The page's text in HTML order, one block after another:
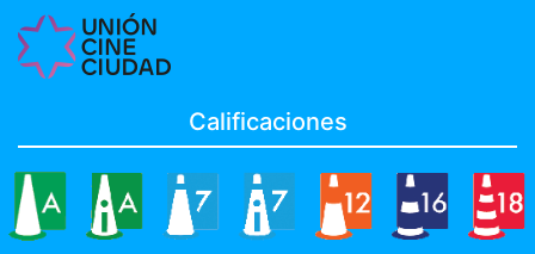
Calificaciones